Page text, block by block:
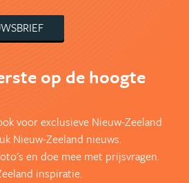
op de hoogte
voor exclusieve Nieuw-Zeeland
Nieuw-Zeeland nieuws.
en doe mee met prijsvragen.
inspiratie.